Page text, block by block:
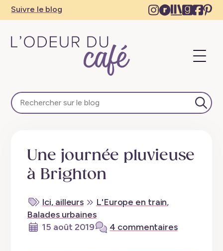
Suivre le blog
Instagram
–
Ravelry
–
The
tab
– – –
du
Café
train,
créativité,
recettes
le
Une journée pluvieuse
à Brighton
Ici, ailleurs L'Europe en train,
Balades urbaines
15 août 2019
4 commentaires